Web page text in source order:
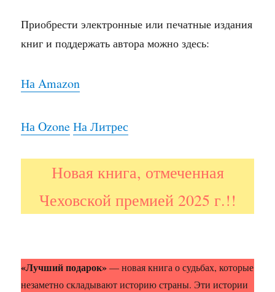
Приобрести электронные или печатные издания
книг и поддержать автора можно здесь:
На Amazon
На Ozone На Литрес
Новая книга, отмеченная
Чеховской премией 2025 г.!!
«Лучший подарок»— новая книга о судьбах, которые
незаметно складывают историю страны. Эти истории